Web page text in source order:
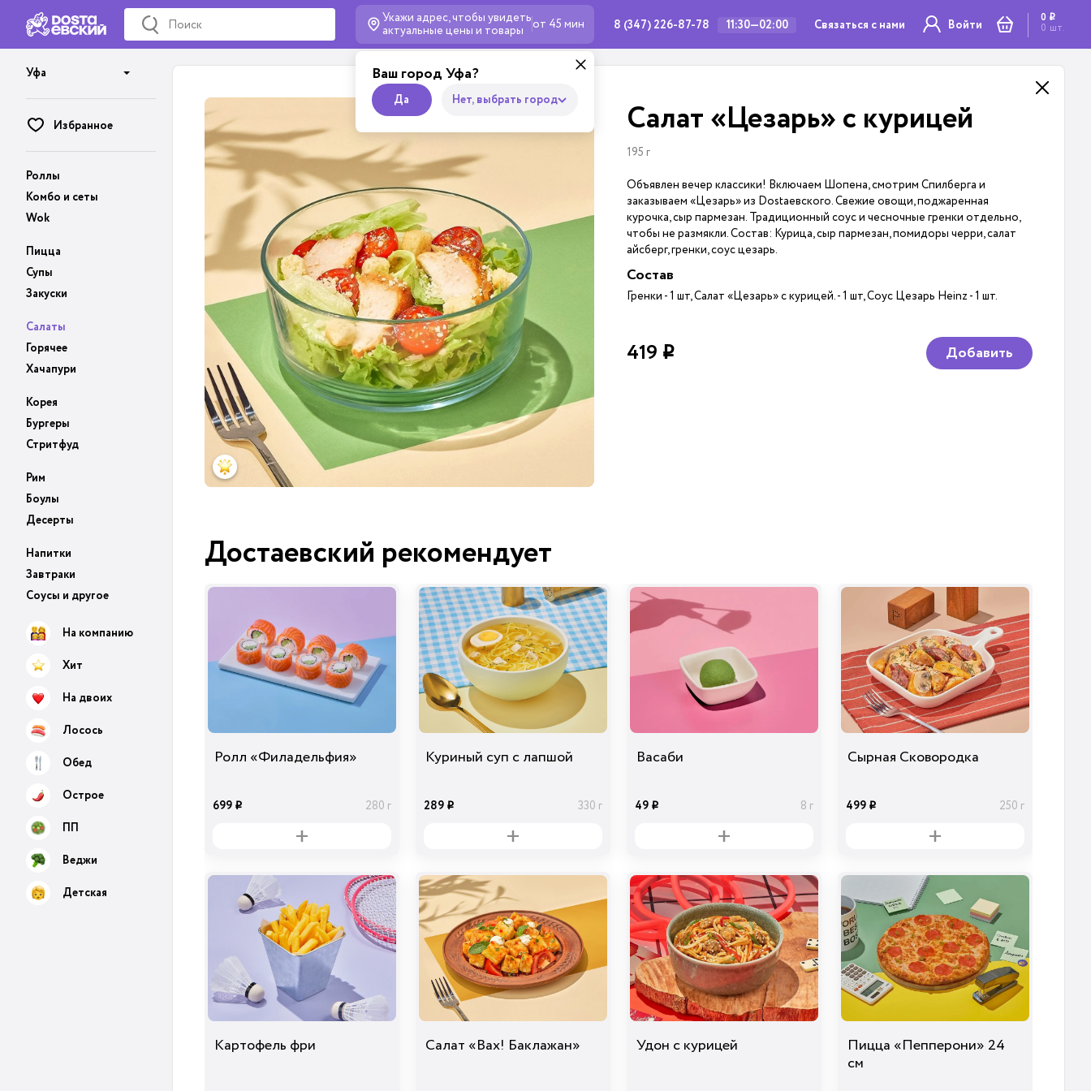
Укажи адрес, чтобы увидеть
актуальные цены и товары от 45 мин
Ваш город Уфа?
Да Нет, выбрать город
8 (347) 226-87-78 11:30—02:00 Связаться с нами Войти 0 i
0 шт.
Уфа
Избранное
Роллы
Комбо и сеты
Wok
Пицца
Супы
Закуски
Салаты
Горячее
Хачапури
Корея
Бургеры
Стритфуд
Рим
Боулы
Десерты
Напитки
Завтраки
Соусы и другое
На компанию
Хит
На двоих
Лосось
Обед
Острое
ПП
Веджи
Детская
Салат «Цезарь» с курицeй
195 г
Объявлен вечер классики! Включаем Шопена, смотрим Спилберга и
заказываем «Цезарь» из Dostaевского. Свежие овощи, поджаренная
курочка, сыр пармезан. Традиционный соус и чесночные гренки отдельно,
чтобы не размякли. Состав: Курица, сыр пармезан, помидоры черри, салат
айсберг, гренки, соус цезарь.
Состав
Гренки - 1 шт, Салат «Цезарь» с курицeй. - 1 шт, Соус Цезарь Heinz - 1 шт.
419 i Добавить
Достаевский рекомендует
Ролл «Филадельфия»
699 i 280 г
Куриный суп с лапшой
289 i 330 г
Васаби
49 i 8 г
Сырная Сковородка
499 i 250 г
Картофель фри Салат «Вах! Баклажан» Удон с курицей
Пицца «Пепперони» 24
см